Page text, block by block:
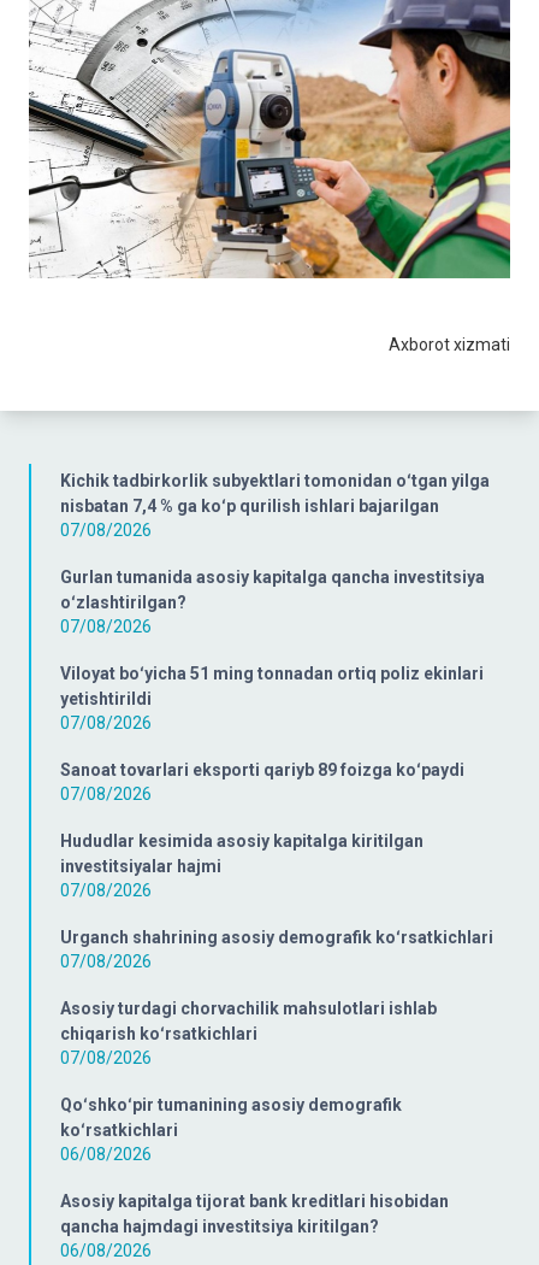
Kichik tadbirkorlik subyektlari tomonidan oʻtgan yilga
nisbatan 7,4 % ga koʻp qurilish ishlari bajarilgan
07/08/2026
Gurlan tumanida asosiy kapitalga qancha investitsiya
oʻzlashtirilgan?
07/08/2026
Viloyat boʻyicha 51 ming tonnadan ortiq poliz ekinlari
yetishtirildi
07/08/2026
Sanoat tovarlari eksporti qariyb 89 foizga koʻpaydi
07/08/2026
Hududlar kesimida asosiy kapitalga kiritilgan
investitsiyalar hajmi
07/08/2026
Urganch shahrining asosiy demografik koʻrsatkichlari
07/08/2026
Asosiy turdagi chorvachilik mahsulotlari ishlab
chiqarish koʻrsatkichlari
07/08/2026
Qoʻshkoʻpir tumanining asosiy demografik
koʻrsatkichlari
06/08/2026
Asosiy kapitalga tijorat bank kreditlari hisobidan
qancha hajmdagi investitsiya kiritilgan?
06/08/2026
Axborot xizmati